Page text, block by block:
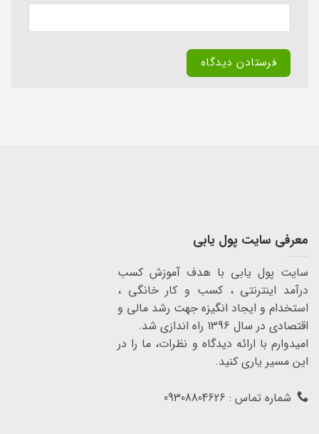
معرفی سایت پول یابی
سایت پول یابی با هدف آموزش کسب
درآمد اینترنتی ، کسب و کار خانگی ،
استخدام و ایجاد انگیزه جهت رشد مالی و
اقتصادی در سال 1396 راه اندازی شد.
امیدوارم با ارائه دیدگاه و نظرات، ما را در
این مسیر یاری کنید.
شماره تماس : 09308804626